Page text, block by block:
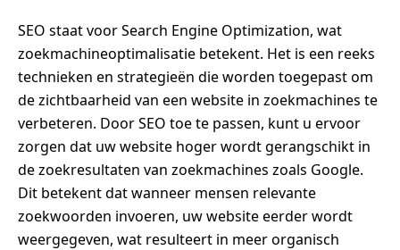
SEO staat voor Search Engine Optimization, wat
zoekmachineoptimalisatie betekent. Het is een reeks
technieken en strategieën die worden toegepast om
de zichtbaarheid van een website in zoekmachines te
verbeteren. Door SEO toe te passen, kunt u ervoor
zorgen dat uw website hoger wordt gerangschikt in
de zoekresultaten van zoekmachines zoals Google.
Dit betekent dat wanneer mensen relevante
zoekwoorden invoeren, uw website eerder wordt
weergegeven, wat resulteert in meer organisch